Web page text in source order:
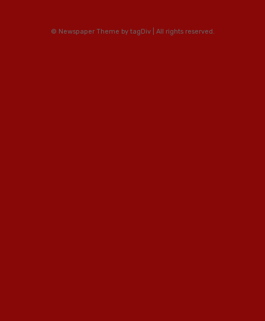
© Newspaper Theme by tagDiv | All rights reserved.